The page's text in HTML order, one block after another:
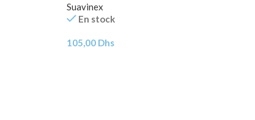
Suavinex
En stock
105,00 Dhs